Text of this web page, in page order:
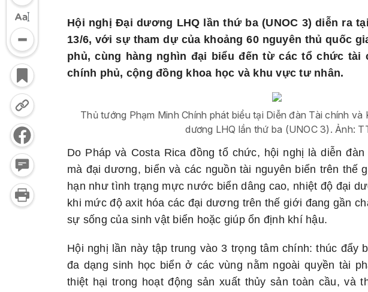
Hội nghị Đại dương LHQ lần thứ ba (UNOC 3) diễn ra
13/6, với sự tham dự của khoảng 60 nguyên thủ quốc
phủ, cùng hàng nghìn đại biểu đến từ các tổ chức tài
chính phủ, cộng đồng khoa học và khu vực tư nhân.
Thủ tướng Phạm Minh Chính phát biểu tại Diễn đàn Tài chính
dương LHQ lần thứ ba (UNOC 3). Ảnh:
Do Pháp và Costa Rica đồng tổ chức, hội nghị là diễn
mà đại dương, biển và các nguồn tài nguyên biển trên thế
hạn như tình trạng mực nước biển dâng cao, nhiệt độ đại
khi mức độ axit hóa các đại dương trên thế giới đang gần
sự sống của sinh vật biển hoặc giúp ổn định khí hậu.
Hội nghị lần này tập trung vào 3 trọng tâm chính: thúc đẩy
đa dạng sinh học biển ở các vùng nằm ngoài quyền tài
thiệt hại trong hoạt động sản xuất thủy sản toàn cầu, và